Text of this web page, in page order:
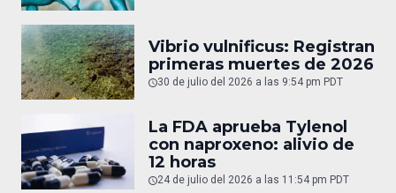
Vibrio vulnificus: Registran
primeras muertes de 2026
30 de julio del 2026 a las 9:54 pm PDT
La FDA aprueba Tylenol
con naproxeno: alivio de
12 horas
24 de julio del 2026 a las 11:54 pm PDT